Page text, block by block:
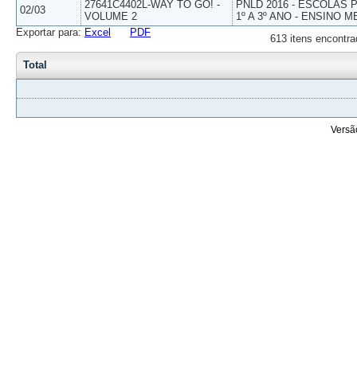
02/03
27641C4402L-WAY TO GO! -
VOLUME 2
PNLD 2016 - ESCOLAS
1º A 3º ANO - ENSINO
613 itens
Exportar para: Excel PDF
Total